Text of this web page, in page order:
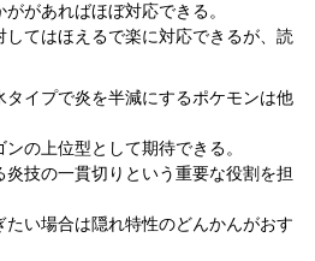
があればほぼ対応できる。
てはほえるで楽に対応できるが、読
イプで炎を半減にするポケモンは他
の上位型として期待できる。
技の一貫切りという重要な役割を担
い場合は隠れ特性のどんかんがおす